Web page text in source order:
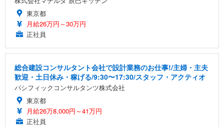
東京都
月給26万円～30万円
正社員
総合建設コンサルタント会社で設計業務のお仕事!/主婦・主夫
歓迎・土日休み・稼げる/9:30〜17:30/スタッフ・アクティオ
パシフィックコンサルタンツ株式会社
東京都
月給26万8,000円～41万円
正社員